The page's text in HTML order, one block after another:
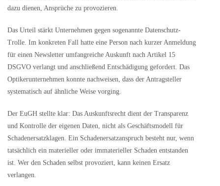
dazu dienen, Ansprüche zu provozieren.
Das Urteil stärkt Unternehmen gegen sogenannte Datenschutz-
Trolle. Im konkreten Fall hatte eine Person nach kurzer Anmeldung
für einen Newsletter umfangreiche Auskunft nach Artikel 15
DSGVO verlangt und anschließend Entschädigung gefordert. Das
Optikerunternehmen konnte nachweisen, dass der Antragsteller
systematisch auf ähnliche Weise vorging.
Der EuGH stellte klar: Das Auskunftsrecht dient der Transparenz
und Kontrolle der eigenen Daten, nicht als Geschäftsmodell für
Schadenersatzklagen. Ein Schadenersatzanspruch besteht nur, wenn
tatsächlich ein materieller oder immaterieller Schaden entstanden
ist. Wer den Schaden selbst provoziert, kann keinen Ersatz
verlangen.